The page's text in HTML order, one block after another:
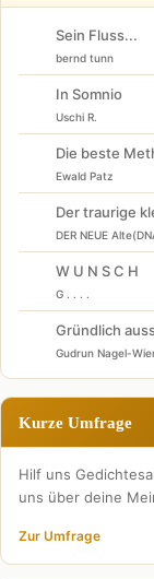
Sein Fluss...
bernd tunn
In Somnio
Uschi R.
Die beste
Ewald Patz
Der traurige
DER NEUE
W U N S C H
G . . . .
Gründlich
Gudrun Nagel-
Kurze Umfrage
Hilf uns
uns über deine
Zur Umfrage